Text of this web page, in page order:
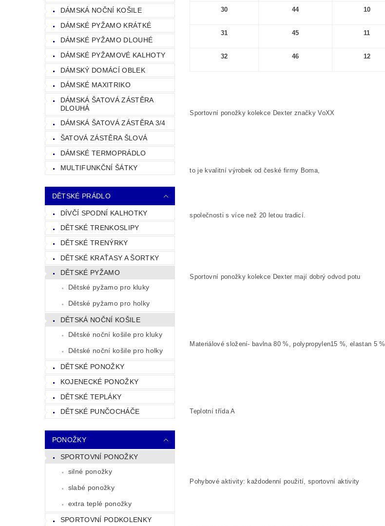
DÁMSKÁ NOČNÍ KOŠILE
DÁMSKÉ PYŽAMO KRÁTKÉ
DÁMSKÉ PYŽAMO DLOUHÉ
DÁMSKÉ PYŽAMOVÉ KALHOTY
DÁMSKÝ DOMÁCÍ OBLEK
DÁMSKÉ MAXITRIKO
DÁMSKÁ ŠATOVÁ ZÁSTĚRA
DLOUHÁ
DÁMSKÁ ŠATOVÁ ZÁSTĚRA 3/4
ŠATOVÁ ZÁSTĚRA ŠLOVÁ
DÁMSKÉ TERMOPRÁDLO
MULTIFUNKČNÍ ŠÁTKY
DĚTSKÉ PRÁDLO
DÍVČÍ SPODNÍ KALHOTKY
DĚTSKÉ TRENKOSLIPY
DĚTSKÉ TRENÝRKY
DĚTSKÉ KRAŤASY A ŠORTKY
DĚTSKÉ PYŽAMO
Dětské pyžamo pro kluky
Dětské pyžamo pro holky
DĚTSKÁ NOČNÍ KOŠILE
Dětské noční košile pro kluky
Dětské noční košile pro holky
DĚTSKÉ PONOŽKY
KOJENECKÉ PONOŽKY
DĚTSKÉ TEPLÁKY
DĚTSKÉ PUNČOCHÁČE
PONOŽKY
SPORTOVNÍ PONOŽKY
silné ponožky
slabé ponožky
extra teplé ponožky
SPORTOVNÍ PODKOLENKY
30 44 10
31 45 11
32 46 12
Sportovní ponožky kolekce Dexter značky VoXX
to je kvalitní výrobek od české firmy Boma,
společnosti s více než 20 letou tradicí.
Sportovní ponožky kolekce Dexter mají dobrý odvod potu
Materiálové složení- bavlna 80 %, polypropylen15 %, elastan 5 %
Teplotní třída A
Pohybové aktivity: každodenní použití, sportovní aktivity